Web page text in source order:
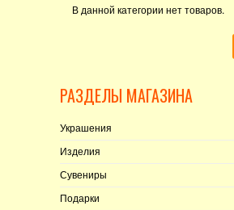
В данной категории нет товаров.
РАЗДЕЛЫ МАГАЗИНА
Украшения
Изделия
Сувениры
Подарки